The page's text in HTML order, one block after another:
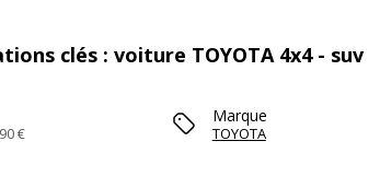
clés : voiture TOYOTA 4x4 - suv
€
Marque
TOYOTA